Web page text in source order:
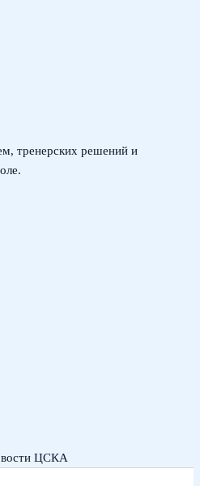
тренерских решений и
ЦСКА